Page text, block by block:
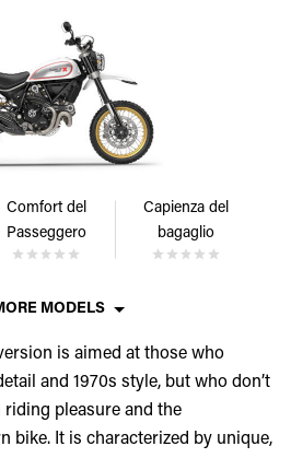
Comfort del
Passeggero
Capienza del
bagaglio
MODELS
is aimed at those who
and 1970s style, but who don’t
pleasure and the
bike. It is characterized by unique,